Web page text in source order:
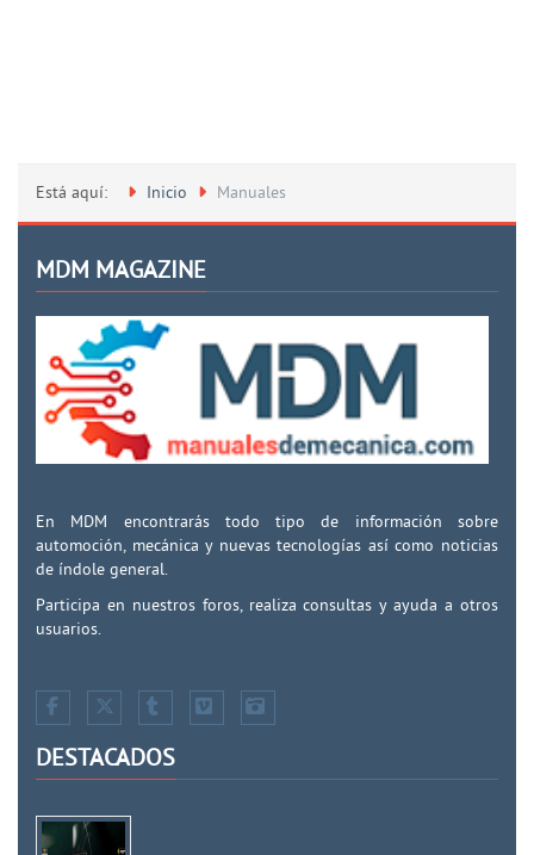
Está aquí: Inicio Manuales
MDM MAGAZINE
En MDM encontrarás todo tipo de información sobre
automoción, mecánica y nuevas tecnologías así como noticias
de índole general.
Participa en nuestros foros, realiza consultas y ayuda a otros
usuarios.
DESTACADOS